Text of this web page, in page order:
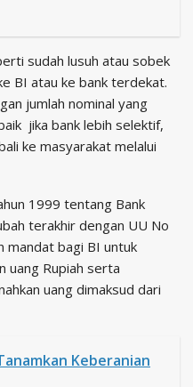
sudah lusuh atau sobek
BI atau ke bank terdekat.
jumlah nominal yang
jika bank lebih selektif,
ke masyarakat melalui
1999 tentang Bank
terakhir dengan UU No
mandat bagi BI untuk
uang Rupiah serta
uang dimaksud dari
Keberanian